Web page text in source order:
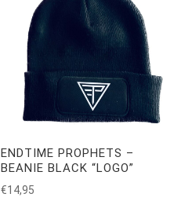
ENDTIME PROPHETS –
BEANIE BLACK “LOGO”
€14,95